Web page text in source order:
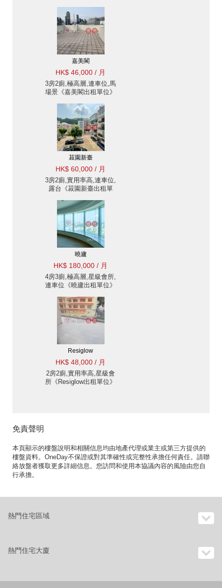
嘉美閣
HK$ 46,000 / 月
3房2廁,極高層,連車位,馬
場景《嘉美閣出租單位》
菽園新臺
HK$ 60,000 / 月
3房2廁,實用率高,連車位,
露台《菽園新臺出租單
曉廬
HK$ 180,000 / 月
4房3廁,極高層,星級會所,
連車位《曉廬出租單位》
Resiglow
HK$ 48,000 / 月
2房2廁,實用率高,星級會
所《Resiglow出租單位》
免責聲明
本頁顯示的樓盤說明和相關信息均由地產代理或業主或第三方提供的
樓盤資料。OneDay不保證或對其準確性或完整性承擔任何責任。請聯
絡放盤者獲取更多詳細信息。您訪問和使用本協議內容的風險由您自
行承擔。
熱門住宅區域
熱門住宅大廈